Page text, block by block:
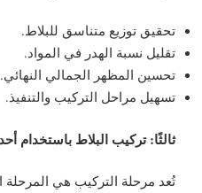
تحقيق توزيع متناسق للبلاط.
تقليل نسبة الهدر في المواد.
تحسين المظهر الجمالي النهائي.
تسهيل مراحل التركيب والتنفيذ.
ثالثًا: تركيب البلاط باستخدام
تُعد مرحلة التركيب هي المرحلة